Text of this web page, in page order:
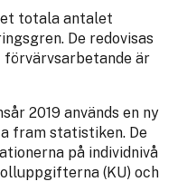
totala antalet
De redovisas
är
2019 används en ny
fram statistiken. De
på individnivå
(KU) och